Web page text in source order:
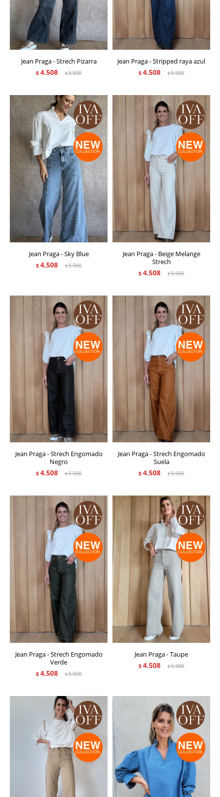
Jean Praga - Strech Pizarra
$ 4.508 $5.500
Jean Praga - Stripped raya azul
$ 4.508 $5.500
Jean Praga - Sky Blue
$ 4.508 $5.500
Jean Praga - Beige Melange
Strech
$ 4.508 $5.500
Jean Praga - Strech Engomado
Negro
$ 4.508 $5.500
Jean Praga - Strech Engomado
Suela
$ 4.508 $5.500
Jean Praga - Strech Engomado
Verde
$ 4.508 $5.500
Jean Praga - Taupe
$ 4.508 $5.500